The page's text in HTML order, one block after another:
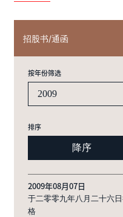
招股书/通函
按年份筛选
2009
排序
降序
2009年08月07日
于二零零九年八月二十六
格